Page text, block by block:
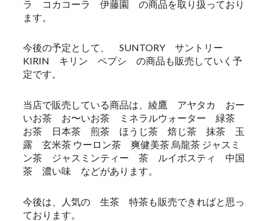
ラ コカコーラ 伊藤園 の商品を取り扱っており
ます。
今後の予定として、 SUNTORY サントリー
KIRIN キリン ペプシ の商品も販売していく予
定です。
当店で販売している商品は、綾鷹 アヤタカ おー
いお茶 お〜いお茶 ミネラルウォーター 緑茶
お茶 日本茶 煎茶 ほうじ茶 焙じ茶 抹茶 玉
露 玄米茶 ウーロン茶 爽健美茶 烏龍茶 ジャスミ
ン茶 ジャスミンティー 茶 ルイボスティ 中国
茶 濃い味 などがあります。
今後は、人気の 生茶 特茶も販売できればと思っ
ております。